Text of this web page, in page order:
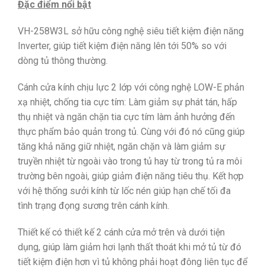
Đặc điểm nổi bật
VH-258W3L sở hữu công nghệ siêu tiết kiệm điện năng
Inverter, giúp tiết kiệm điện năng lên tới 50% so với
dòng tủ thông thường.
Cánh cửa kính chịu lực 2 lớp với công nghệ LOW-E phản
xạ nhiệt, chống tia cực tím: Làm giảm sự phát tán, hấp
thụ nhiệt và ngăn chặn tia cực tím làm ảnh hưởng đến
thực phẩm bảo quản trong tủ. Cùng với đó nó cũng giúp
tăng khả năng giữ nhiệt, ngăn chặn và làm giảm sự
truyền nhiệt từ ngoài vào trong tủ hay từ trong tủ ra môi
trường bên ngoài, giúp giảm điện năng tiêu thụ. Kết hợp
với hệ thống sưởi kính từ lốc nén giúp hạn chế tối đa
tình trạng đọng sương trên cánh kính.
Thiết kế có thiết kế 2 cánh cửa mở trên và dưới tiện
dụng, giúp làm giảm hơi lạnh thất thoát khi mở tủ từ đó
tiết kiệm điện hơn vì tủ không phải hoạt đông liên tục để